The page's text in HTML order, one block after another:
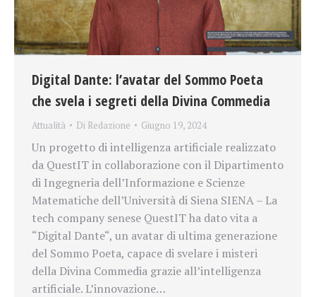
Digital Dante: l’avatar del Sommo Poeta
che svela i segreti della Divina Commedia
Attualità Di Redazione Giugno 19, 2024
Un progetto di intelligenza artificiale realizzato
da QuestIT in collaborazione con il Dipartimento
di Ingegneria dell’Informazione e Scienze
Matematiche dell’Università di Siena SIENA – La
tech company senese QuestIT ha dato vita a
“Digital Dante“, un avatar di ultima generazione
del Sommo Poeta, capace di svelare i misteri
della Divina Commedia grazie all’intelligenza
artificiale. L’innovazione…